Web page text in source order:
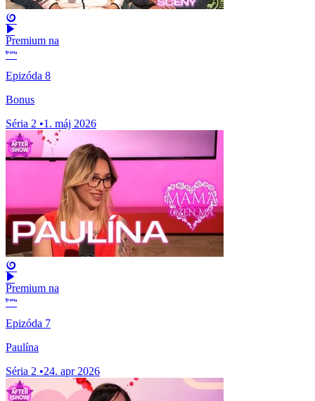
Premium na
Epizóda 8
Bonus
Séria 2 •1. máj 2026
Premium na
Epizóda 7
Paulína
Séria 2 •24. apr 2026